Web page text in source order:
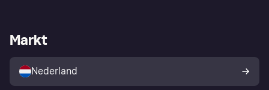
Winkeloverzicht
Kopersbescherming voor
consumenten
Zakelijke login
Markt
Nederland